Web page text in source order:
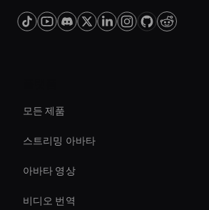
모든 제품
스트리밍 아바타
아바타 영상
비디오 번역